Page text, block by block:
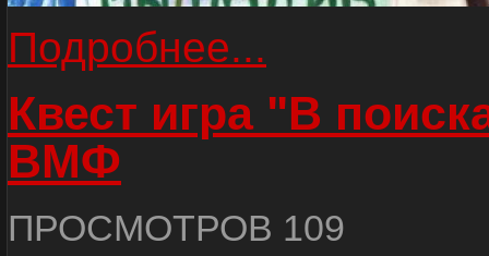
Подробнее...
Квест игра "В
ВМФ
ПРОСМОТРОВ 109